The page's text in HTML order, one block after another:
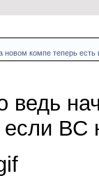
компе теперь
ведь
если ВС